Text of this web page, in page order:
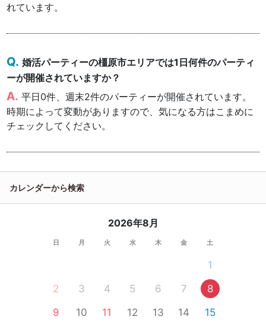
れています。
婚活パーティーの橿原市エリアでは1日何件のパーティ
ーが開催されていますか？
平日0件、週末2件のパーティーが開催されています。
時期によって変動がありますので、気になる方はこまめに
チェックしてください。
カレンダーから検索
2026年8月
日 月 火 水 木 金 土
1
2
3 4 5 6 7
8
9
10 11 12 13 14
15